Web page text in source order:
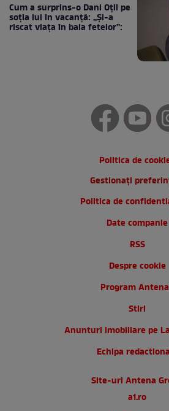
Cum a surprins-o Dani Oțil pe
soția lui în vacanță: „Și-a
riscat viața în baia fetelor”:
Politica de
Gestionați
Politica de
Date companie
RSS
Despre cookie
Program
Stiri
Anunturi imobiliare pe
Echipa
Site-uri Antena
a1.ro